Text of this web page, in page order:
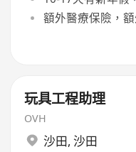
額外醫療保險，
玩具工程助理
OVH
沙田, 沙田